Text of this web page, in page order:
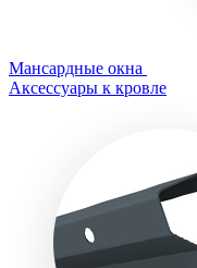
Мансардные окна
Аксессуары к кровле